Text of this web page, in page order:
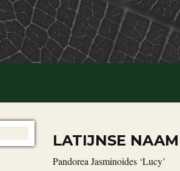
LATIJNSE NAAM
Pandorea Jasminoides ‘Lucy’